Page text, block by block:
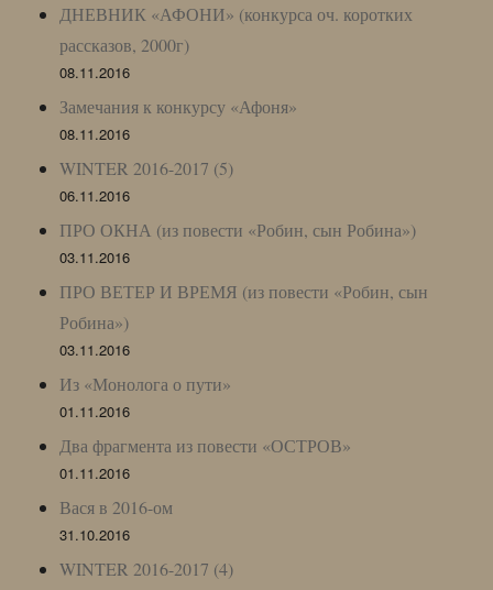
ДНЕВНИК «АФОНИ» (конкурса оч. коротких
рассказов, 2000г)
08.11.2016
Замечания к конкурсу «Афоня»
08.11.2016
WINTER 2016-2017 (5)
06.11.2016
ПРО ОКНА (из повести «Робин, сын Робина»)
03.11.2016
ПРО ВЕТЕР И ВРЕМЯ (из повести «Робин, сын
Робина»)
03.11.2016
Из «Монолога о пути»
01.11.2016
Два фрагмента из повести «ОСТРОВ»
01.11.2016
Вася в 2016-ом
31.10.2016
WINTER 2016-2017 (4)